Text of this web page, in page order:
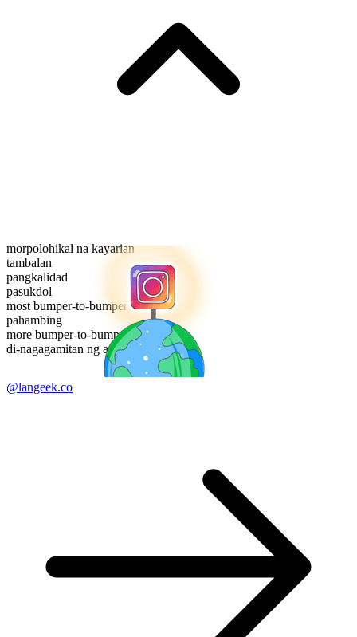
morpolohikal na kayarian
tambalan
pangkalidad
pasukdol
most bumper-to-bumper
pahambing
more bumper-to-bumper
di-nagagamitan ng antas
@langeek.co